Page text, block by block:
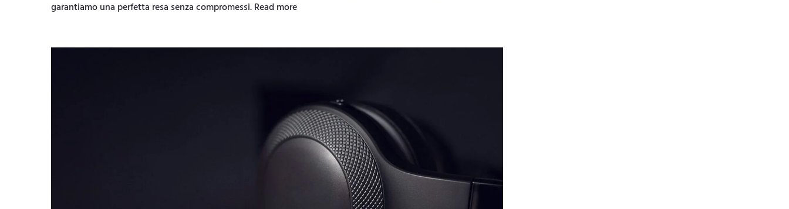
garantiamo una perfetta resa senza compromessi. Read more